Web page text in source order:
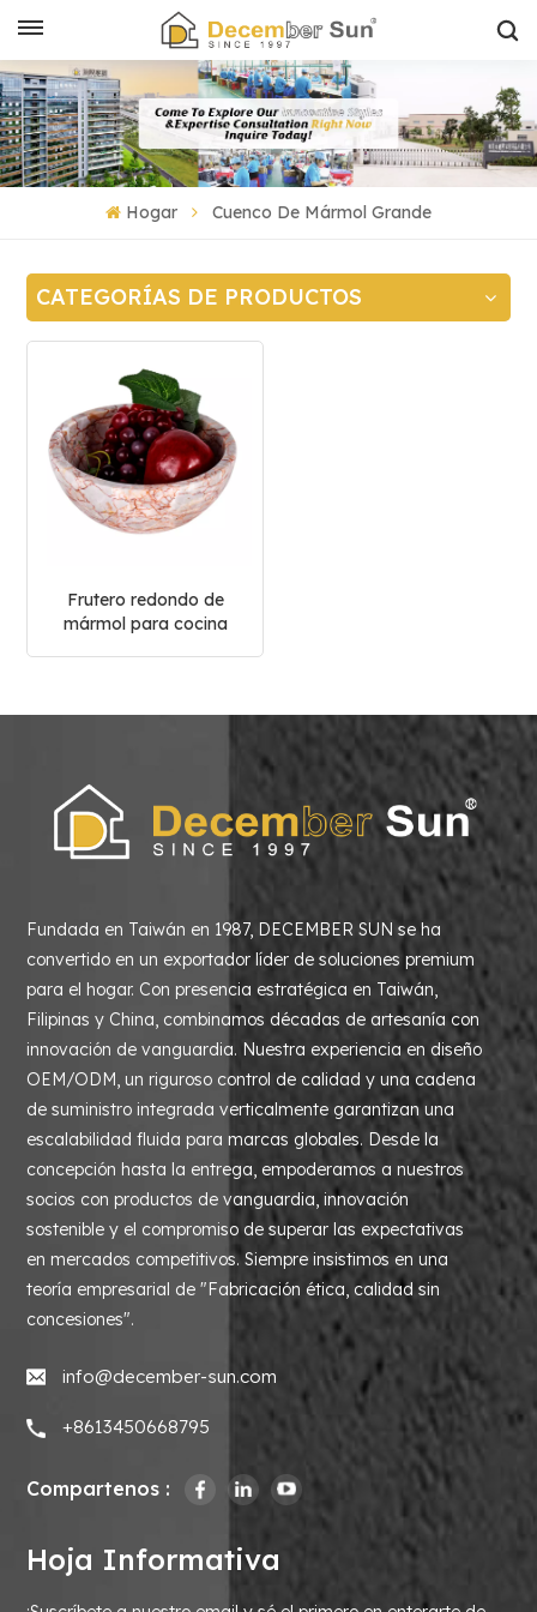
Hogar Cuenco De Mármol Grande
CATEGORÍAS DE PRODUCTOS
Frutero redondo de
mármol para cocina
Fundada en Taiwán en 1987, DECEMBER SUN se ha
convertido en un exportador líder de soluciones premium
para el hogar. Con presencia estratégica en Taiwán,
Filipinas y China, combinamos décadas de artesanía con
innovación de vanguardia. Nuestra experiencia en diseño
OEM/ODM, un riguroso control de calidad y una cadena
de suministro integrada verticalmente garantizan una
escalabilidad fluida para marcas globales. Desde la
concepción hasta la entrega, empoderamos a nuestros
socios con productos de vanguardia, innovación
sostenible y el compromiso de superar las expectativas
en mercados competitivos. Siempre insistimos en una
teoría empresarial de "Fabricación ética, calidad sin
concesiones".
info@december-sun.com
+8613450668795
Compartenos :
Hoja Informativa